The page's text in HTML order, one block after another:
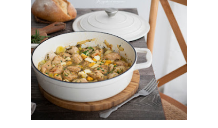
Powered by Jasper Roberts Consulting-Widget